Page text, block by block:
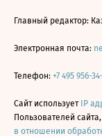
Главный редактор:
Электронная почта:
Телефон: +7 495 956-
Сайт использует IP
Пользователей
в отношении